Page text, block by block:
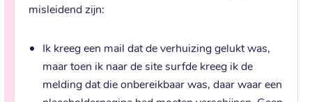
misleidend zijn:
Ik kreeg een mail dat de verhuizing gelukt was,
maar toen ik naar de site surfde kreeg ik de
melding dat die onbereikbaar was, daar waar een